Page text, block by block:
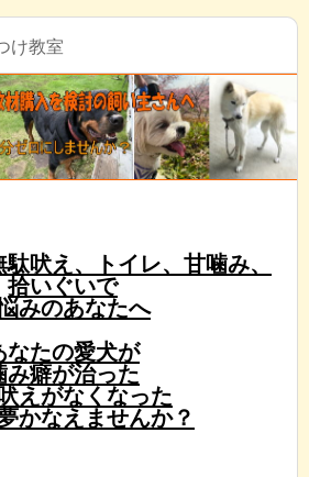
け教室
吠え、トイレ、甘噛み、
拾いぐいで
みのあなたへ
なたの愛犬が
み癖が治った
えがなくなった
かなえませんか？